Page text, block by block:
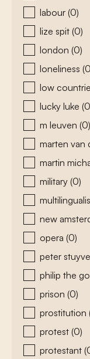
labour (0)
lize spit (0)
london (0)
loneliness
low
lucky luke
m leuven (0)
marten van
martin
military (0)
new
opera (0)
peter
philip the
prison (0)
prostitution
protest (0)
protestant